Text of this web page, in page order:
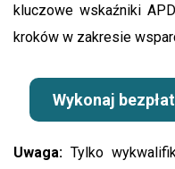
kluczowe wskaźniki
kroków w zakresie
Wykonaj
Uwaga: Tylko